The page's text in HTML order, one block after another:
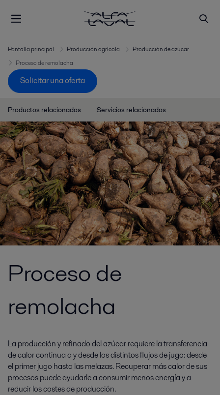
Pantalla principal Producción agrícola
Producción de azúcar
Proceso de remolacha
Solicitar una oferta
Productos relacionados Servicios relacionados
Proceso de
remolacha
La producción y refinado del azúcar requiere la transferencia
de calor continua a y desde los distintos flujos de jugo: desde
el primer jugo hasta las melazas. Recuperar más calor de sus
procesos puede ayudarle a consumir menos energía y a
reducir los costes de producción.